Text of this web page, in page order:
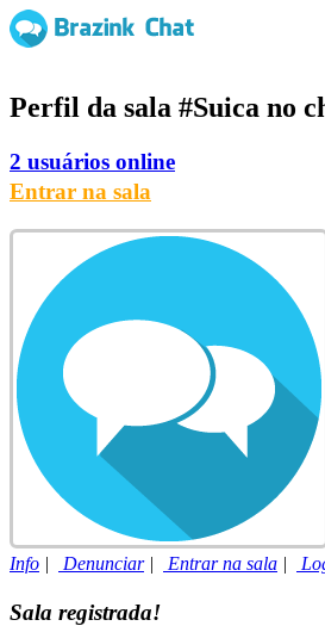
Perfil da sala #Suica no
2 usuários online
Entrar na sala
Info | Denunciar| Entrar na sala |
Sala registrada!